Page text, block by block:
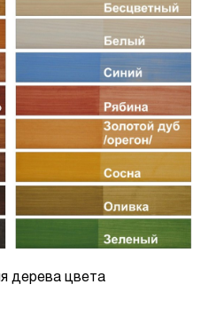
дерева цвета